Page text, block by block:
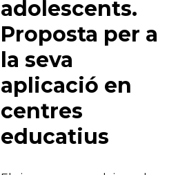
adolescents.
Proposta per a
la seva
aplicació en
centres
educatius